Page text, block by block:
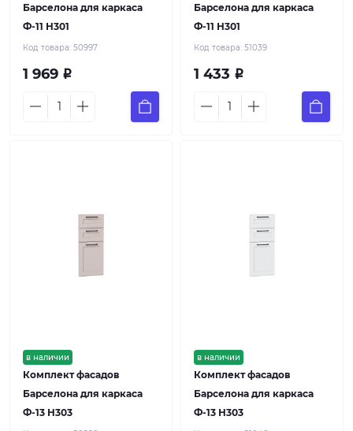
Барселона для каркаса
Ф-11 Н301
Код товара: 50997
1 969 Р
Барселона для каркаса
Ф-11 Н301
Код товара: 51039
1 433 Р
в наличии
Комплект фасадов
Барселона для каркаса
Ф-13 Н303
в наличии
Комплект фасадов
Барселона для каркаса
Ф-13 Н303